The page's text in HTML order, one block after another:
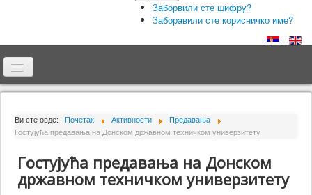
Заборвили сте шифру?
Заборавили сте корисничко име?
Почетна
О Институту
Сарадници
Пројекти
Издаваштво
Ви сте овде: Почетак Активности
Предавања
Гостујућа предавања на Донском државном техничком универзитету
Гостујућа предавања на Донском
државном техничком универзитету